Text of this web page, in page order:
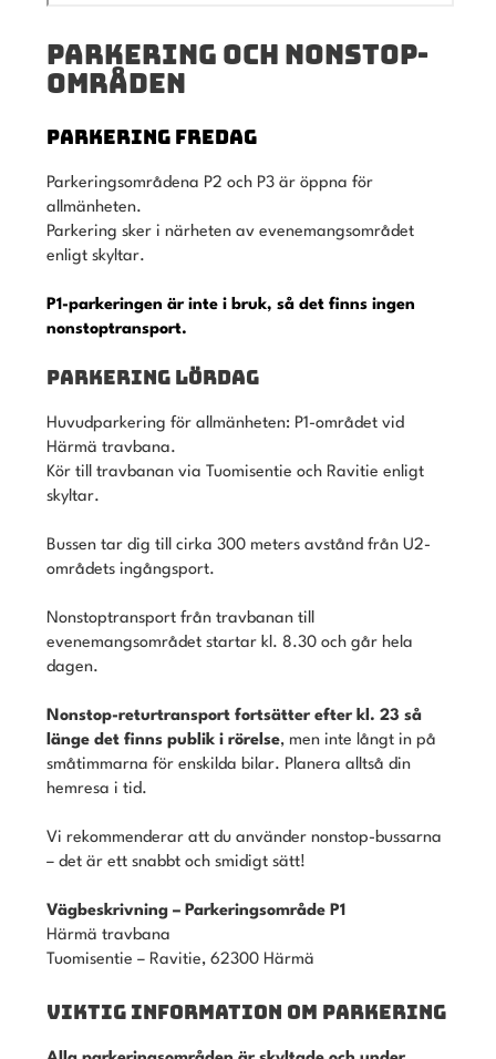
PARKERING OCH NONSTOP-
OMRÅDEN
PARKERING FREDAG
Parkeringsområdena P2 och P3 är öppna för
allmänheten.
Parkering sker i närheten av evenemangsområdet
enligt skyltar.
P1-parkeringen är inte i bruk, så det finns ingen
nonstoptransport.
PARKERING LÖRDAG
Huvudparkering för allmänheten: P1-området vid
Härmä travbana.
Kör till travbanan via Tuomisentie och Ravitie enligt
skyltar.
Bussen tar dig till cirka 300 meters avstånd från U2-
områdets ingångsport.
Nonstoptransport från travbanan till
evenemangsområdet startar kl. 8.30 och går hela
dagen.
Nonstop-returtransport fortsätter efter kl. 23 så
länge det finns publik i rörelse, men inte långt in på
småtimmarna för enskilda bilar. Planera alltså din
hemresa i tid.
Vi rekommenderar att du använder nonstop-bussarna
– det är ett snabbt och smidigt sätt!
Vägbeskrivning – Parkeringsområde P1
Härmä travbana
Tuomisentie – Ravitie, 62300 Härmä
VIKTIG INFORMATION OM PARKERING